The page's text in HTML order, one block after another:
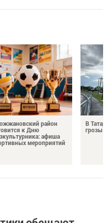
район
к Дню
афиша
мероприятий
В
грозы